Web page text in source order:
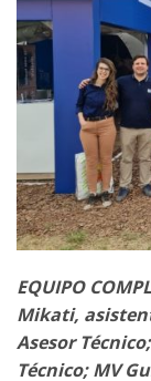
EQUIPO
Mikati,
Asesor
Técnico; MV